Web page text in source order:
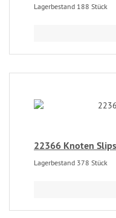
Lagerbestand 188 Stück
22366 Knoten
Lagerbestand 378 Stück